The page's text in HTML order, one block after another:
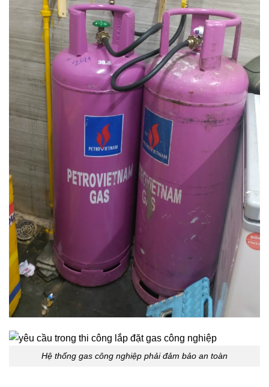
Hệ thống gas công nghiệp phải đảm bảo an toàn